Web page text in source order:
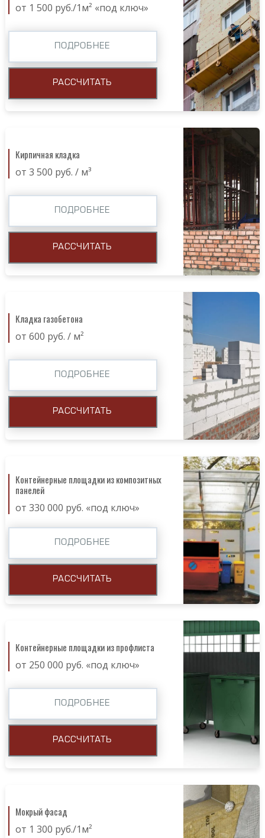
от 1 500 руб./1м² «под ключ»
ПОДРОБНЕЕ
РАССЧИТАТЬ
Кирпичная кладка
от 3 500 руб. / м³
ПОДРОБНЕЕ
РАССЧИТАТЬ
Кладка газобетона
от 600 руб. / м²
ПОДРОБНЕЕ
РАССЧИТАТЬ
Контейнерные площадки из композитных
панелей
от 330 000 руб. «под ключ»
ПОДРОБНЕЕ
РАССЧИТАТЬ
Контейнерные площадки из профлиста
от 250 000 руб. «под ключ»
ПОДРОБНЕЕ
РАССЧИТАТЬ
Мокрый фасад
от 1 300 руб./1м²